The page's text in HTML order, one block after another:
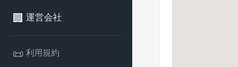
🏢 運営会社
📜 利用規約